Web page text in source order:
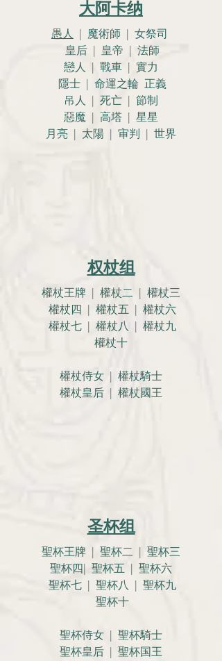
大阿卡纳
愚人 | 魔術師 | 女祭司
皇后 | 皇帝 | 法師
戀人 | 戰車 | 實力
隱士 | 命運之輪 正義
吊人 | 死亡 | 節制
惡魔 | 高塔 | 星星
月亮 | 太陽 | 审判 | 世界
权杖组
權杖王牌 | 權杖二 | 權杖三
權杖四 | 權杖五 | 權杖六
權杖七 | 權杖八 | 權杖九
權杖十
權杖侍女 | 權杖騎士
權杖皇后 | 權杖國王
圣杯组
聖杯王牌 | 聖杯二 | 聖杯三
聖杯四| 聖杯五 | 聖杯六
聖杯七 | 聖杯八 | 聖杯九
聖杯十
聖杯侍女 | 聖杯騎士
聖杯皇后 | 聖杯国王